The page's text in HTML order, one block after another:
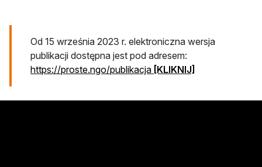
Od 15 września 2023 r. elektroniczna wersja
publikacji dostępna jest pod adresem:
https://proste.ngo/publikacja [KLIKNIJ]